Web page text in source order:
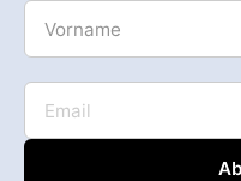
Vorname
Email